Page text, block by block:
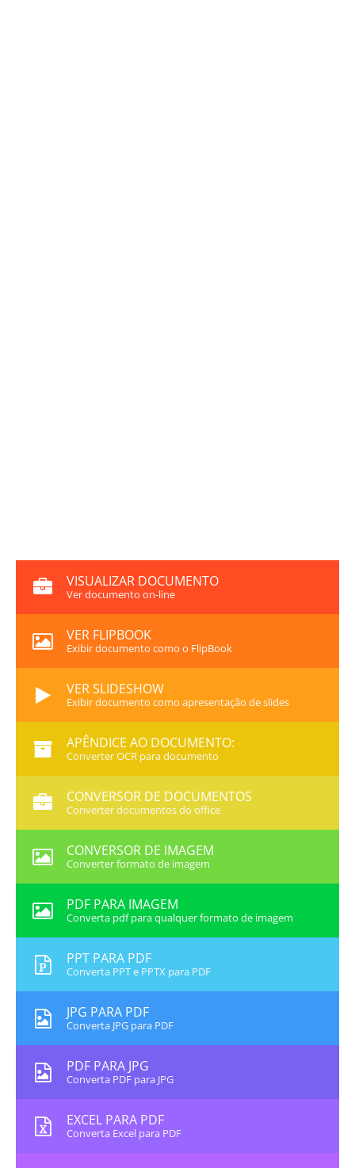
VISUALIZAR DOCUMENTO
Ver documento on-line
VER FLIPBOOK
Exibir documento como o FlipBook
VER SLIDESHOW
Exibir documento como apresentação de slides
APÊNDICE AO DOCUMENTO:
Converter OCR para documento
CONVERSOR DE DOCUMENTOS
Converter documentos do office
CONVERSOR DE IMAGEM
Converter formato de imagem
PDF PARA IMAGEM
Converta pdf para qualquer formato de imagem
PPT PARA PDF
Converta PPT e PPTX para PDF
JPG PARA PDF
Converta JPG para PDF
PDF PARA JPG
Converta PDF para JPG
EXCEL PARA PDF
Converta Excel para PDF